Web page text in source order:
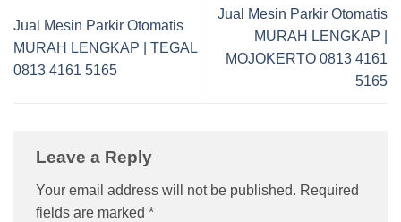
Jual Mesin Parkir Otomatis
MURAH LENGKAP | TEGAL
0813 4161 5165
Jual Mesin Parkir Otomatis
MURAH LENGKAP |
MOJOKERTO 0813 4161
5165
Leave a Reply
Your email address will not be published. Required
fields are marked *